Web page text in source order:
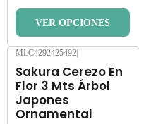
VER OPCIONES
MLC4292425492
Sakura Cerezo En
Flor 3 Mts Árbol
Japones
Ornamental